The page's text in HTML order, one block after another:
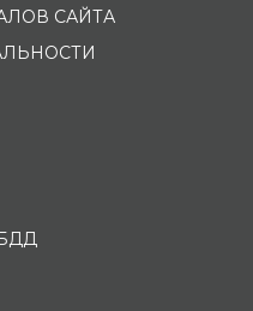
САЙТА